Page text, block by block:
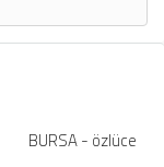
BURSA - özlüce